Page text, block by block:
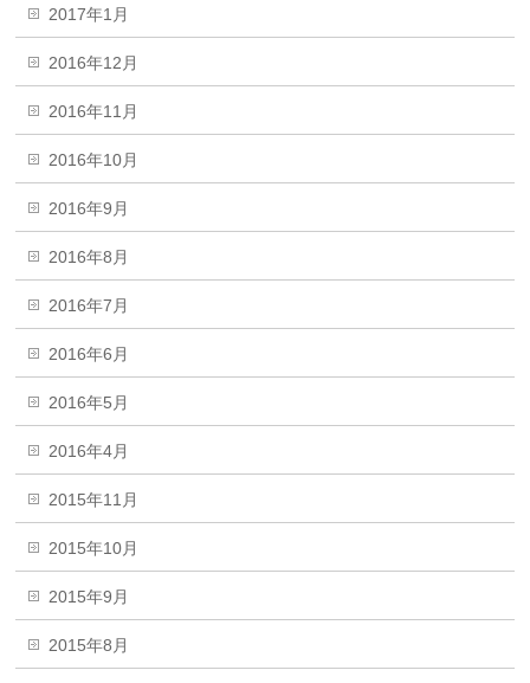
2017年1月
2016年12月
2016年11月
2016年10月
2016年9月
2016年8月
2016年7月
2016年6月
2016年5月
2016年4月
2015年11月
2015年10月
2015年9月
2015年8月